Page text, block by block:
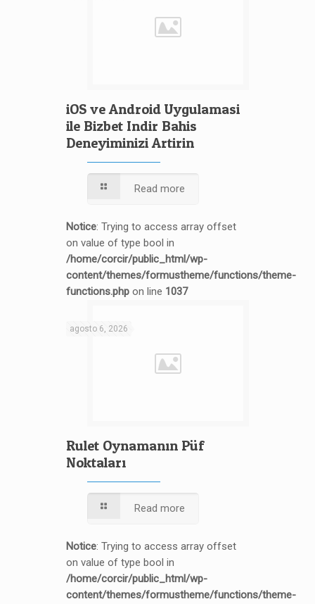
iOS ve Android Uygulamasi
ile Bizbet Indir Bahis
Deneyiminizi Artirin
Read more
Notice: Trying to access array offset
on value of type bool in
/home/corcir/public_html/wp-
content/themes/formustheme/functions/theme-
functions.php on line 1037
agosto 6, 2026
Rulet Oynamanın Püf
Noktaları
Read more
Notice: Trying to access array offset
on value of type bool in
/home/corcir/public_html/wp-
content/themes/formustheme/functions/theme-